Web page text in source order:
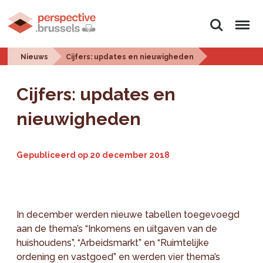
Zoeken Menu
Nieuws Cijfers: updates en nieuwigheden
Cijfers: updates en
nieuwigheden
Gepubliceerd op 20 december 2018
In december werden nieuwe tabellen toegevoegd
aan de thema’s “Inkomens en uitgaven van de
huishoudens”, “Arbeidsmarkt” en “Ruimtelijke
ordening en vastgoed” en werden vier thema’s